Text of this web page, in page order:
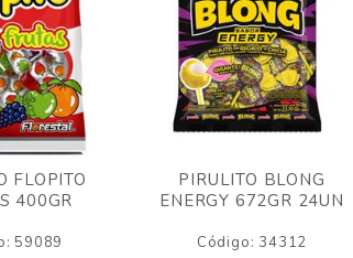
FLOPITO
400GR
59089
PIRULITO BLONG
ENERGY 672GR 24UN
Código: 34312